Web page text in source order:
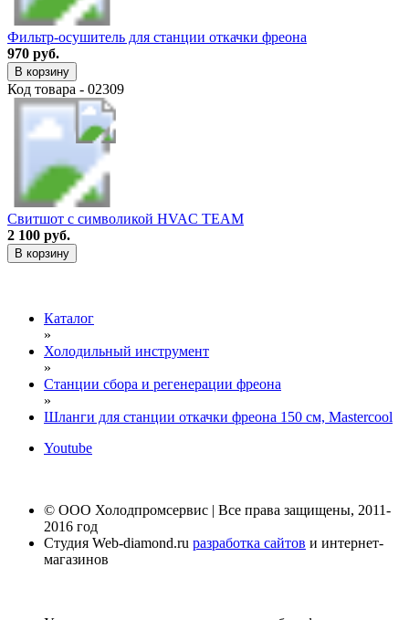
Фильтр-осушитель для станции откачки фреона
970 руб.
В корзину
Код товара - 02309
Свитшот с символикой HVAC TEAM
2 100 руб.
В корзину
Каталог
»
Холодильный инструмент
»
Станции сбора и регенерации фреона
»
Шланги для станции откачки фреона 150 см, Mastercool
Youtube
© ООО Холодпромсервис | Все права защищены, 2011-
2016 год
Студия Web-diamond.ru разработка сайтов и интернет-
магазинов